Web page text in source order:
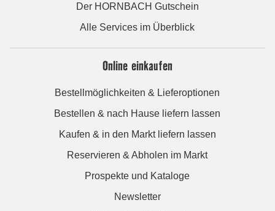
Der HORNBACH Gutschein
Alle Services im Überblick
Online einkaufen
Bestellmöglichkeiten & Lieferoptionen
Bestellen & nach Hause liefern lassen
Kaufen & in den Markt liefern lassen
Reservieren & Abholen im Markt
Prospekte und Kataloge
Newsletter